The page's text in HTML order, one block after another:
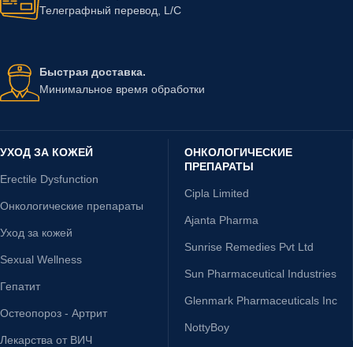
Телеграфный перевод, L/C
Быстрая доставка.
Минимальное время обработки
УХОД ЗА КОЖЕЙ
Erectile Dysfunction
Онкологические препараты
Уход за кожей
Sexual Wellness
Гепатит
Остеопороз - Артрит
Лекарства от ВИЧ
ОНКОЛОГИЧЕСКИЕ
ПРЕПАРАТЫ
Cipla Limited
Ajanta Pharma
Sunrise Remedies Pvt Ltd
Sun Pharmaceutical Industries
Glenmark Pharmaceuticals Inc
NottyBoy